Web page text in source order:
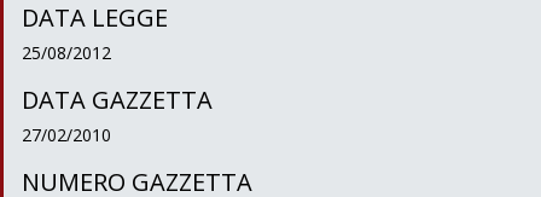
DATA LEGGE
25/08/2012
DATA GAZZETTA
27/02/2010
NUMERO GAZZETTA